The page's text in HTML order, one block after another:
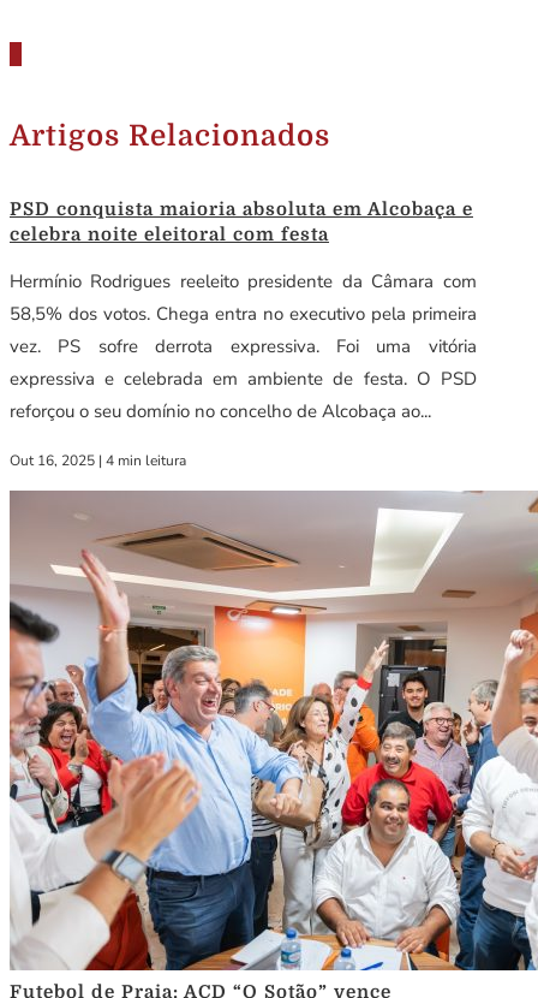
Artigos Relacionados
PSD conquista maioria absoluta em Alcobaça e
celebra noite eleitoral com festa
Hermínio Rodrigues reeleito presidente da Câmara com
58,5% dos votos. Chega entra no executivo pela primeira
vez. PS sofre derrota expressiva. Foi uma vitória
expressiva e celebrada em ambiente de festa. O PSD
reforçou o seu domínio no concelho de Alcobaça ao...
Out 16, 2025 | 4 min leitura
Futebol de Praia: ACD “O Sotão” vence